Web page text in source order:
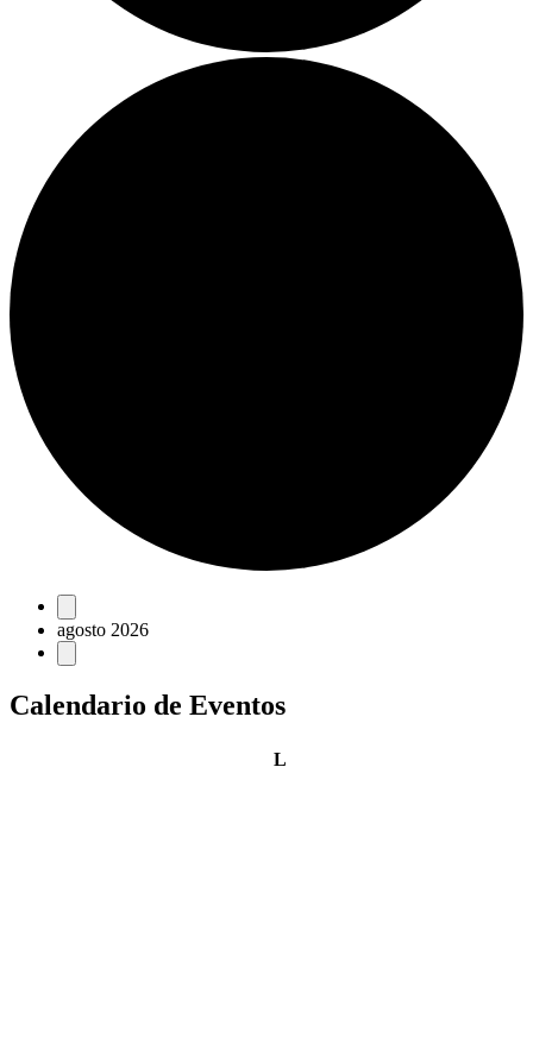
Eventos
agosto 2026
Calendario de Eventos
Llunes